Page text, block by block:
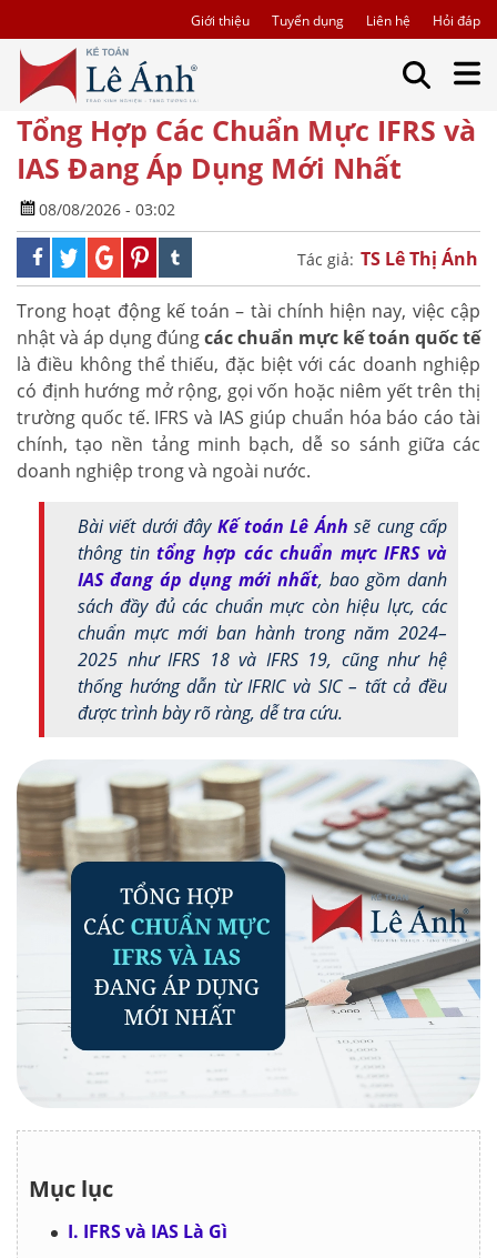
Giới thiệu Tuyển dụng Liên hệ Hỏi đáp
Tổng Hợp Các Chuẩn Mực IFRS và
IAS Đang Áp Dụng Mới Nhất
08/08/2026 - 03:02
Tác giả: TS Lê Thị Ánh
Trong hoạt động kế toán – tài chính hiện nay, việc cập
nhật và áp dụng đúngcác chuẩn mực kế toán quốc tế
là điều không thể thiếu, đặc biệt với các doanh nghiệp
có định hướng mở rộng, gọi vốn hoặc niêm yết trên thị
trường quốc tế. IFRS và IAS giúp chuẩn hóa báo cáo tài
chính, tạo nền tảng minh bạch, dễ so sánh giữa các
doanh nghiệp trong và ngoài nước.
Bài viết dưới đây Kế toán Lê Ánh sẽ cung cấp
thông tintổng hợp các chuẩn mực IFRS và
IAS đang áp dụng mới nhất, bao gồm danh
sách đầy đủ các chuẩn mực còn hiệu lực, các
chuẩn mực mới ban hành trong năm 2024–
2025 như IFRS 18 và IFRS 19, cũng như hệ
thống hướng dẫn từ IFRIC và SIC – tất cả đều
được trình bày rõ ràng, dễ tra cứu.
Mục lục
I. IFRS và IAS Là Gì